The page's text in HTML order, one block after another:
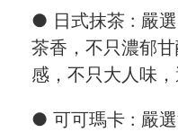
● 日式抹茶 : 嚴
茶香，不只濃郁
感，不只大人味，
● 可可瑪卡 : 嚴